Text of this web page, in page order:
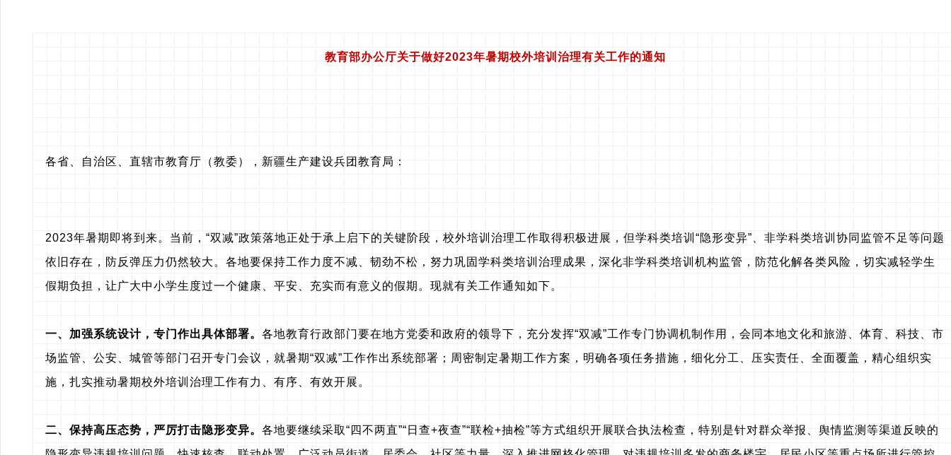
教育部办公厅关于做好2023年暑期校外培训治理有关工作的通知
各省、自治区、直辖市教育厅（教委），新疆生产建设兵团教育局：
2023年暑期即将到来。当前，“双减”政策落地正处于承上启下的关键阶段，校外培训治理工作取得积极进展，但学科类培训“隐形变异”、非学科类培训协同监管不足等问题
依旧存在，防反弹压力仍然较大。各地要保持工作力度不减、韧劲不松，努力巩固学科类培训治理成果，深化非学科类培训机构监管，防范化解各类风险，切实减轻学生
假期负担，让广大中小学生度过一个健康、平安、充实而有意义的假期。现就有关工作通知如下。
一、加强系统设计，专门作出具体部署。 各地教育行政部门要在地方党委和政府的领导下，充分发挥“双减”工作专门协调机制作用，会同本地文化和旅游、体育、科技、市
场监管、公安、城管等部门召开专门会议，就暑期“双减”工作作出系统部署；周密制定暑期工作方案，明确各项任务措施，细化分工、压实责任、全面覆盖，精心组织实
施，扎实推动暑期校外培训治理工作有力、有序、有效开展。
二、保持高压态势，严厉打击隐形变异。 各地要继续采取“四不两直”“日查+夜查”“联检+抽检”等方式组织开展联合执法检查，特别是针对群众举报、舆情监测等渠道反映的